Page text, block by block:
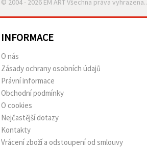
© 2004 - 2026 EM ART Všechna práva vyhrazena..
INFORMACE
O nás
Zásady ochrany osobních údajů
Právní informace
Obchodní podmínky
O cookies
Nejčastější dotazy
Kontakty
Vrácení zboží a odstoupení od smlouvy